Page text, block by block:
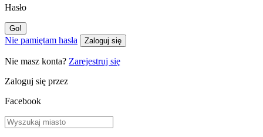
Hasło
Nie pamiętam hasła Zaloguj się
Nie masz konta? Zarejestruj się
Zaloguj się przez
Facebook